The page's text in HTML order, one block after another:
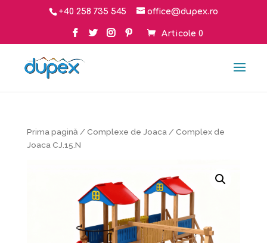
+40 258 735 545 office@dupex.ro
Articole 0
Prima pagină / Complexe de Joaca / Complex de
Joaca CJ.15.N